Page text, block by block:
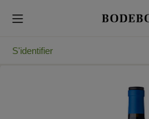
S'identifier